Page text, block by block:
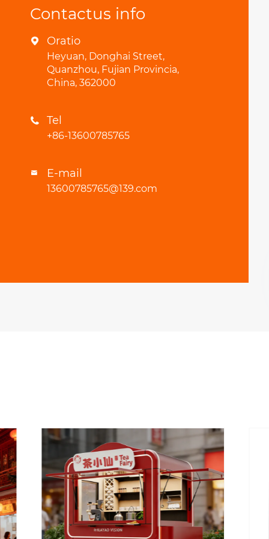
Contactus info
 Oratio
Heyuan, Donghai Street,
Quanzhou, Fujian Provincia,
China, 362000
 Tel
+86-13600785765
 E-mail
13600785765@139.com